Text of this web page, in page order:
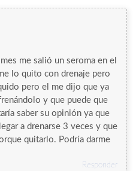
me salió un seroma en el
lo quito con drenaje pero
pero el me dijo que ya
y que puede que
saber su opinión ya que
a drenarse 3 veces y que
quitarlo. Podría darme
Responder